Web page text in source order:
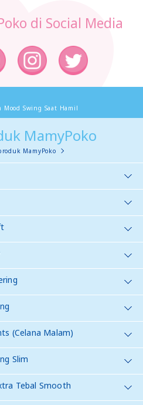
di Social Media
Swing Saat Hamil
MamyPoko
MamyPoko
(Celana Malam)
Slim
Tebal Smooth